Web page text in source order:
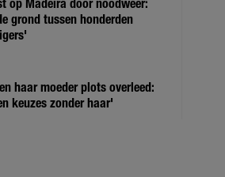
op Madeira door noodweer:
grond tussen honderden
haar moeder plots overleed:
keuzes zonder haar'